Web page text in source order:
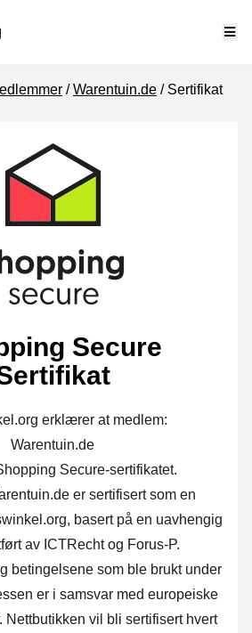
Warentuin.de Sertifikat
Secure
erklærer at medlem:
Warentuin.de
Secure-sertifikatet.
er sertifisert som en
basert på en uavhengig
av ICTRecht og Forus-P.
betingelsene som ble brukt under
er i samsvar med europeiske
Nettbutikken vil bli sertifisert hvert